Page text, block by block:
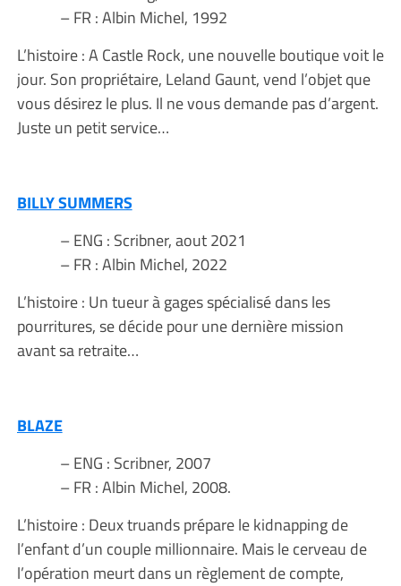
– FR : Albin Michel, 1992
L’histoire : A Castle Rock, une nouvelle boutique voit le
jour. Son propriétaire, Leland Gaunt, vend l’objet que
vous désirez le plus. Il ne vous demande pas d’argent.
Juste un petit service…
BILLY SUMMERS
– ENG : Scribner, aout 2021
– FR : Albin Michel, 2022
L’histoire : Un tueur à gages spécialisé dans les
pourritures, se décide pour une dernière mission
avant sa retraite…
BLAZE
– ENG : Scribner, 2007
– FR : Albin Michel, 2008.
L’histoire : Deux truands prépare le kidnapping de
l’enfant d’un couple millionnaire. Mais le cerveau de
l’opération meurt dans un règlement de compte,